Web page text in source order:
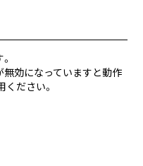
効になっていますと動作
ださい。